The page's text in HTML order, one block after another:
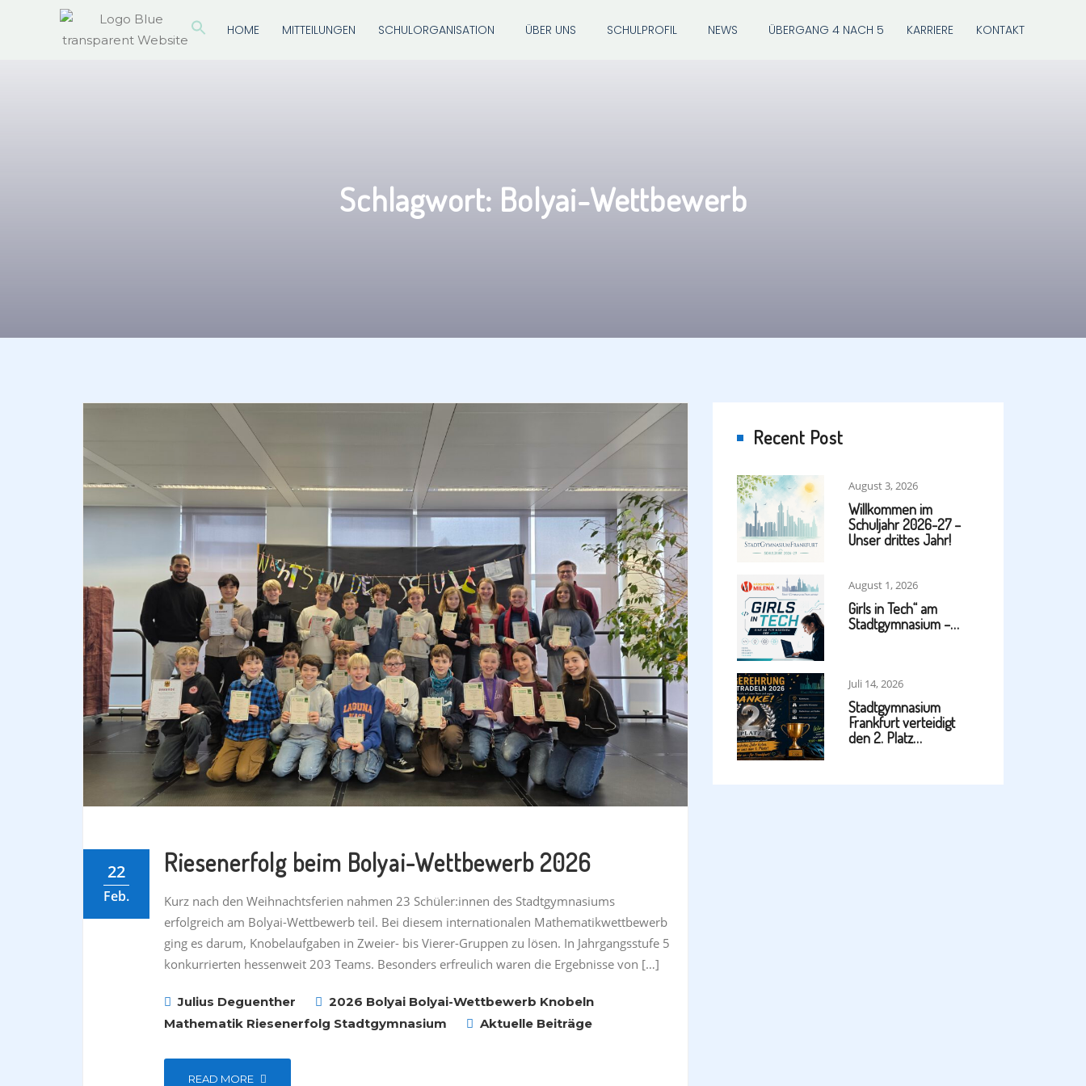
HOME MITTEILUNGEN SCHULORGANISATION ÜBER UNS SCHULPROFIL NEWS ÜBERGANG 4 NACH 5 KARRIERE KONTAKT
Schlagwort: Bolyai-Wettbewerb
22
Feb.
Riesenerfolg beim Bolyai-Wettbewerb 2026
Kurz nach den Weihnachtsferien nahmen 23 Schüler:innen des Stadtgymnasiums
erfolgreich am Bolyai-Wettbewerb teil. Bei diesem internationalen Mathematikwettbewerb
ging es darum, Knobelaufgaben in Zweier- bis Vierer-Gruppen zu lösen. In Jahrgangsstufe 5
konkurrierten hessenweit 203 Teams. Besonders erfreulich waren die Ergebnisse von […]
Julius Deguenther 2026 Bolyai Bolyai-Wettbewerb Knobeln
Mathematik Riesenerfolg Stadtgymnasium Aktuelle Beiträge
READ MORE
Recent Post
August 3, 2026
Willkommen im
Schuljahr 2026-27 –
Unser drittes Jahr!
August 1, 2026
Girls in Tech“ am
Stadtgymnasium –…
Juli 14, 2026
Stadtgymnasium
Frankfurt verteidigt
den 2. Platz…